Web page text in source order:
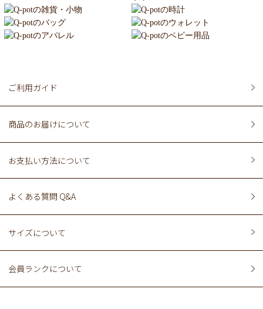
ご利用ガイド
商品のお届けについて
お支払い方法について
よくある質問 Q&A
サイズについて
会員ランクについて